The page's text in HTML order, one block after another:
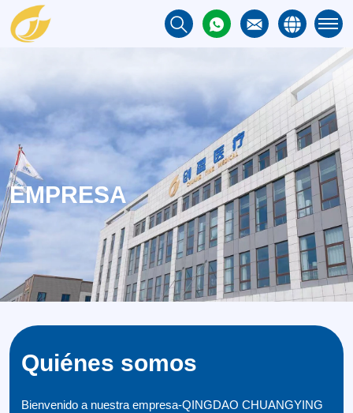
EMPRESA
Quiénes somos
Bienvenido a nuestra empresa-QINGDAO CHUANGYING